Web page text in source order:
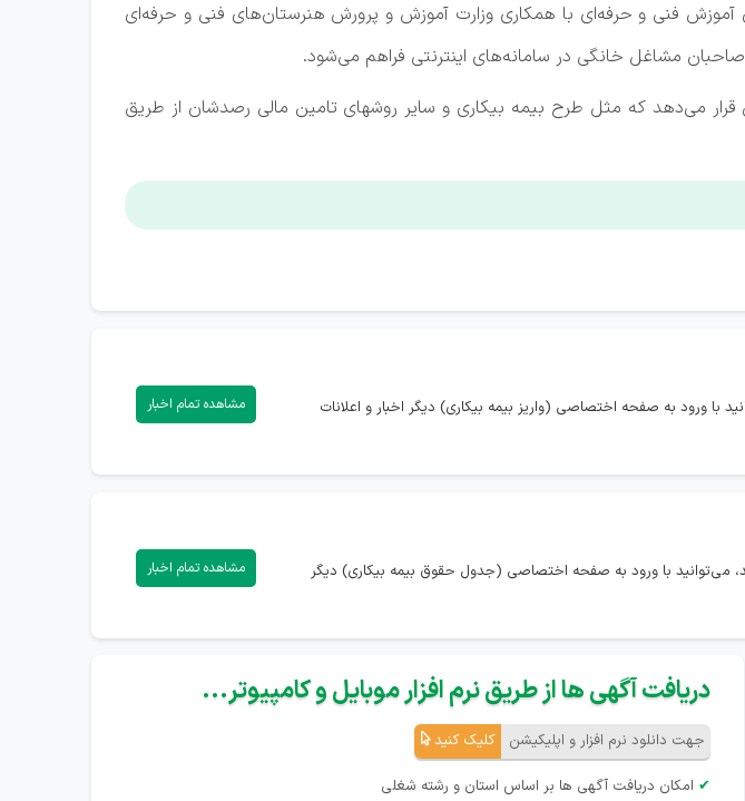
فنی و حرفه‌ای با همکاری وزارت آموزش و پرورش هنرستان‌های فنی و حرفه‌ای
مشاغل خانگی در سامانه‌های اینترنتی فراهم می‌شود.
قرار می‌دهد که مثل طرح بیمه بیکاری و سایر روشهای تامین مالی رصدشان از طریق
با ورود به صفحه اختصاصی (واریز بیمه بیکاری) دیگر اخبار و اعلانات
مشاهده تمام اخبار
می‌توانید با ورود به صفحه اختصاصی (جدول حقوق بیمه بیکاری) دیگر
مشاهده تمام اخبار
دریافت آگهی ها از طریق نرم افزار موبایل و کامپیوتر...
جهت دانلود نرم افزار و اپلیکیشن کلیک کنید
✔ امکان دریافت آگهی ها بر اساس استان و رشته شغلی